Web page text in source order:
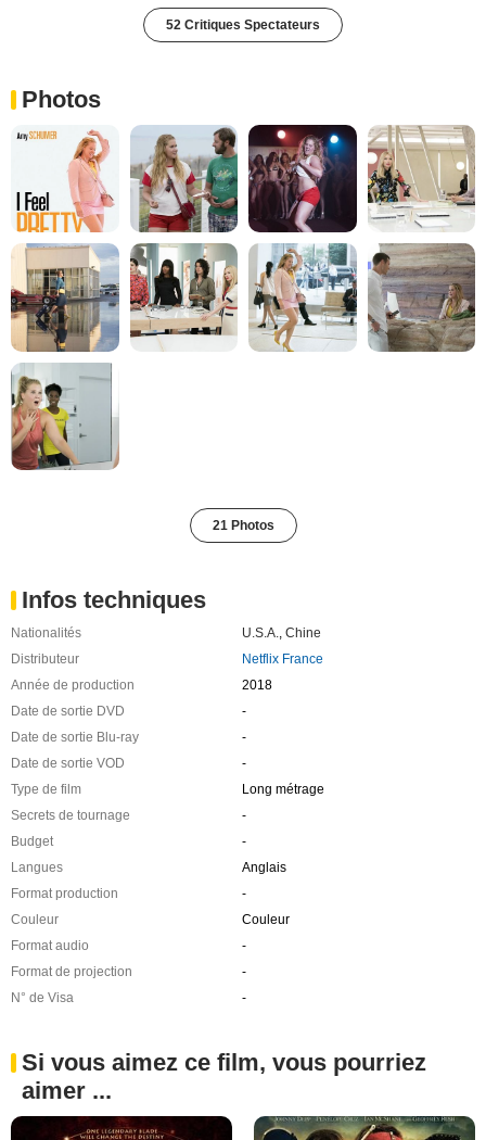
52 Critiques Spectateurs
Photos
21 Photos
Infos techniques
Nationalités U.S.A., Chine
Distributeur
Netflix France
Année de production
2018
Date de sortie DVD
-
Date de sortie Blu-ray
-
Date de sortie VOD
-
Type de film
Long métrage
Secrets de tournage
-
Budget
-
Langues
Anglais
Format production
-
Couleur
Couleur
Format audio
-
Format de projection
-
N° de Visa
-
Si vous aimez ce film, vous pourriez
aimer ...